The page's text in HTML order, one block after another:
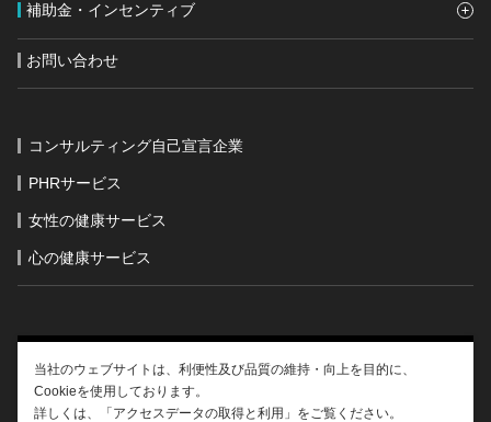
当社のウェブサイトは、利便性及び品質の維持・向上を目的に、
Cookieを使用しております。
詳しくは、「アクセスデータの取得と利用」をご覧ください。
補助金・インセンティブ
お問い合わせ
コンサルティング自己宣言企業
PHRサービス
女性の健康サービス
心の健康サービス
運営会社情報サイトポリシー外部送信